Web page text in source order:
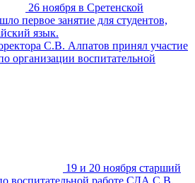
26 ноября в Сретенской
первое занятие для студентов,
язык.
С.В. Алпатов принял участие
организации воспитательной
19 и 20 ноября старший
воспитательной работе СДА С.В.